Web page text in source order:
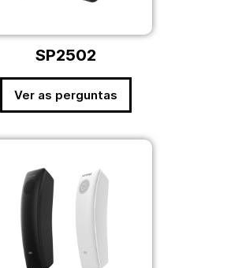
SP2502
Ver as perguntas